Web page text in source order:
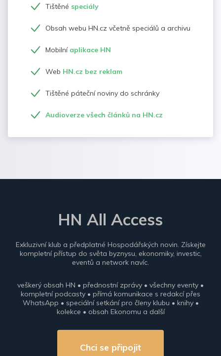
Tištěné speciály
Obsah webu HN.cz včetně speciálů a archivu
Mobilní aplikace HN
Web HN.cz bez reklam
Tištěné páteční noviny do schránky
Audioverze všech článků na HN.cz
HN All Access
Exkluzivní klub a předplatné Hospodářských novin. Získejte
kompletní přístup do světa byznysu, ekonomiky, investic,
eventů a network navíc.
veškerý obsah HN • přednostní zprávy • všechny eventy •
kompletní podcasty • přímá komunikace s redakcí přes
WhatsApp • speciální setkání pro členy klubu • knihy •
kolekce • obsah Ekonomu a další
Chci se připojit